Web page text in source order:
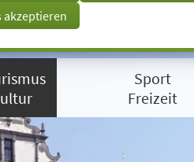
akzeptieren
Sport
Freizeit